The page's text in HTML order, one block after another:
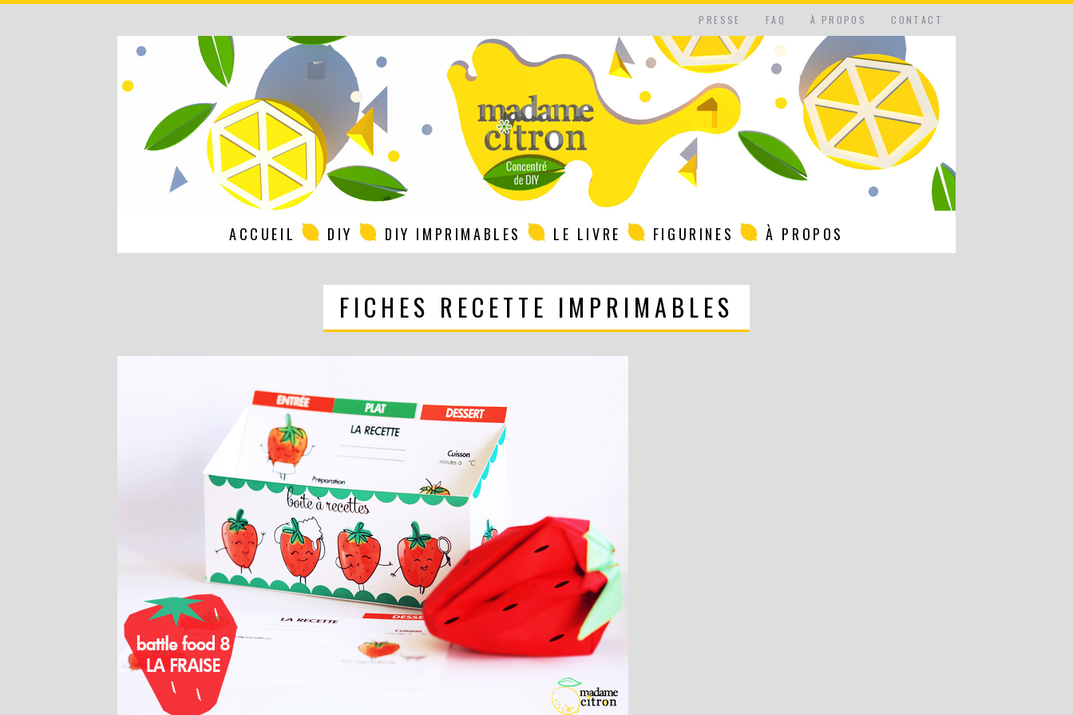
PRESSE FAQ À PROPOS CONTACT
ACCUEIL DIY DIY IMPRIMABLES LE LIVRE FIGURINES À PROPOS
FICHES RECETTE IMPRIMABLES